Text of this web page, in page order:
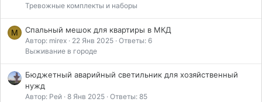
Тревожные комплекты и наборы
M Спальный мешок для квартиры в МКД
Автор: mirex 22 Янв 2025 Ответы: 6
Выживание в городе
Бюджетный аварийный светильник для хозяйственный
нужд
Автор: Рей 8 Янв 2025 Ответы: 85